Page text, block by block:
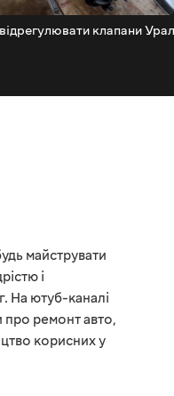
клапани Урал
майструвати
і
На ютуб-каналі
про ремонт авто,
корисних у